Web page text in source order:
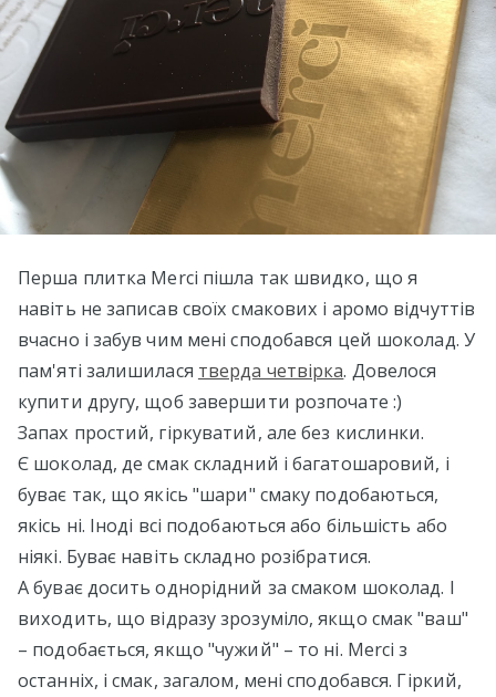
Перша плитка Merci пішла так швидко, що я
навіть не записав своїх смакових і аромо відчуттів
вчасно і забув чим мені сподобався цей шоколад. У
пам'яті залишилася тверда четвірка. Довелося
купити другу, щоб завершити розпочате :)
Запах простий, гіркуватий, але без кислинки.
Є шоколад, де смак складний і багатошаровий, і
буває так, що якісь "шари" смаку подобаються,
якісь ні. Іноді всі подобаються або більшість або
ніякі. Буває навіть складно розібратися.
А буває досить однорідний за смаком шоколад. І
виходить, що відразу зрозуміло, якщо смак "ваш"
– подобається, якщо "чужий" – то ні. Merci з
останніх, і смак, загалом, мені сподобався. Гіркий,